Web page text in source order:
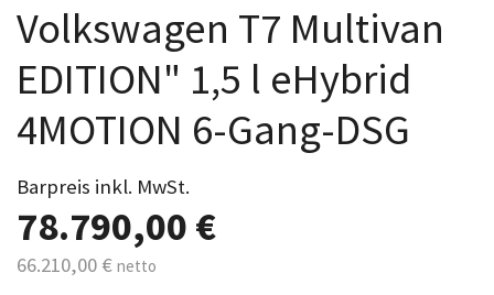
Volkswagen T7 Multivan
EDITION" 1,5 l eHybrid
4MOTION 6-Gang-DSG
Barpreis inkl. MwSt.
78.790,00 €
66.210,00 € netto